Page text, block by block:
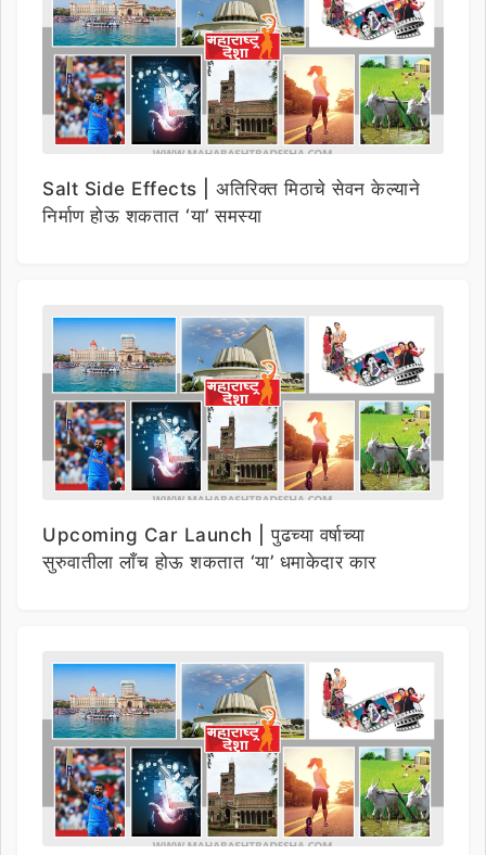
Salt Side Effects | अतिरिक्त मिठाचे सेवन केल्याने
निर्माण होऊ शकतात ‘या’ समस्या
Upcoming Car Launch | पुढच्या वर्षाच्या
सुरुवातीला लाँच होऊ शकतात ‘या’ धमाकेदार कार